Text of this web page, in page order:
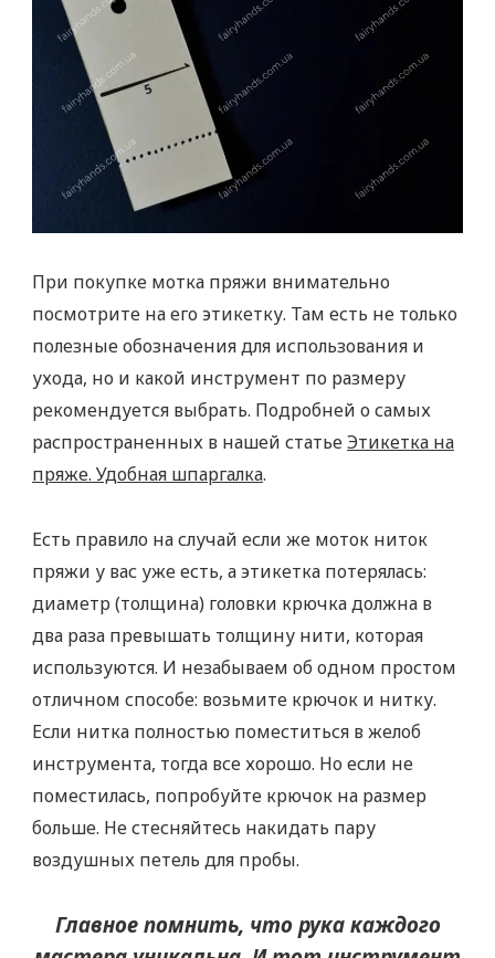
При покупке мотка пряжи внимательно
посмотрите на его этикетку. Там есть не только
полезные обозначения для использования и
ухода, но и какой инструмент по размеру
рекомендуется выбрать. Подробней о самых
распространенных в нашей статьеЭтикетка на
пряже. Удобная шпаргалка.
Есть правило на случай если же моток ниток
пряжи у вас уже есть, а этикетка потерялась:
диаметр (толщина) головки крючка должна в
два раза превышать толщину нити, которая
используются. И незабываем об одном простом
отличном способе: возьмите крючок и нитку.
Если нитка полностью поместиться в желоб
инструмента, тогда все хорошо. Но если не
поместилась, попробуйте крючок на размер
больше. Не стесняйтесь накидать пару
воздушных петель для пробы.
Главное помнить, что рука каждого